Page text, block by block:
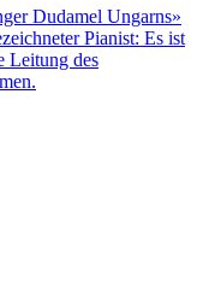
Dudamel Ungarns»
Pianist: Es ist
Leitung des